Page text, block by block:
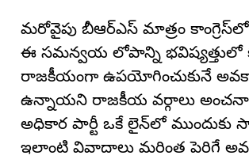
మరోవైపు బీఆర్ఎస్ మాత్రం కాంగ్రెస్‌లో
ఈ సమన్వయ లోపాన్ని భవిష్యత్తులో
రాజకీయంగా ఉపయోగించుకునే
ఉన్నాయని రాజకీయ వర్గాలు అంచనా
అధికార పార్టీ ఒకే లైన్‌లో ముందుకు
ఇలాంటి వివాదాలు మరింత పెరిగే